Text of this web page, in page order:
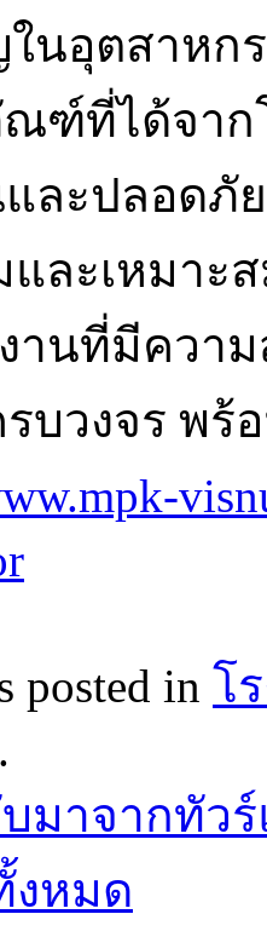
นอุตสาหก
ฑ์ที่ได้จาก
ละปลอดภั
และเหมาะ
านที่มีควา
บวงจร พ
posted in โ
.
มาจากทัว
งหมด